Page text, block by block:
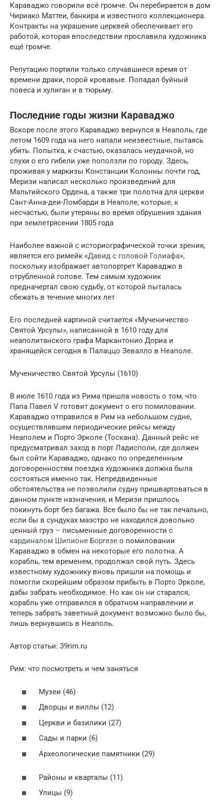
Караваджо говорили всё громче. Он перебирается в дом
Чириако Маттеи, банкира и известного коллекционера.
Контракты на украшение церквей обеспечивает его
работой, которая впоследствии прославила художника
ещё громче.
Репутацию портили только случавшиеся время от
времени драки, порой кровавые. Попадал буйный
повеса и хулиган и в тюрьму.
Последние годы жизни Караваджо
Вскоре после этого Караваджо вернулся в Неаполь, где
летом 1609 года на него напали неизвестные, пытаясь
убить. Попытка, к счастью, оказалась неудачной, но
слухи о его гибели уже поползли по городу. Здесь,
проживая у маркизы Констанции Колонны почти год,
Меризи написал несколько произведений для
Мальтийского Ордена, а также три полотна для церкви
Сант-Анна-деи-Ломбарди в Неаполе, которые, к
несчастью, были утеряны во время обрушения здания
при землетрясении 1805 года
Наиболее важной с историографической точки зрения,
является его римейк «Давид с головой Голиафа»,
поскольку изображает автопортрет Караваджо в
отрубленной голове. Тем самым художник
предначертал свою судьбу, от которой пыталась
сбежать в течение многих лет
Его последней картиной считается «Мученичество
Святой Урсулы», написанной в 1610 году для
неаполитанского графа Маркантонио Дориа и
хранящейся сегодня в Палаццо Зевалло в Неаполе.
Мученичество Святой Урсулы (1610)
В июле 1610 года из Рима пришла новость о том, что
Папа Павел V готовит документ о его помиловании.
Караваджо отправился в Рим на небольшом судне,
осуществлявшем периодические рейсы между
Неаполем и Порто Эрколе (Тоскана). Данный рейс не
предусматривал заход в порт Ладисполи, где должен
был сойти Караваджо, однако по определенным
договоренностям поездка художника должна была
состояться именно так. Непредвиденные
обстоятельства не позволили судну пришвартоваться в
данном пункте назначения, и Меризи пришлось
покинуть борт без багажа. Все было бы не так печально,
если бы в сундуках маэстро не находился довольно
ценный груз – письменные договоренности с
кардиналом Шипионе Боргезе о помиловании
Караваджо в обмен на некоторые его полотна. А
корабль, тем временем, продолжал свой путь. Здесь
известному художнику вновь пришли на помощь и
помогли скорейшим образом прибыть в Порто Эрколе,
дабы забрать необходимое. Но как он ни старался,
корабль уже отправился в обратном направлении и
теперь забрать заветный документ возможно было бы,
лишь вернувшись в Неаполь.
Автор статьи: 39rim.ru
Рим: что посмотреть и чем заняться
Музеи (46)
Дворцы и виллы (12)
Церкви и базилики (27)
Сады и парки (6)
Археологические памятники (29)
Районы и кварталы (11)
Улицы (9)